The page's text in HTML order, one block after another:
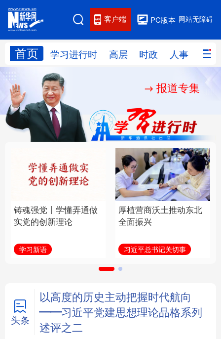
网站无障碍
PC版本
客户端
首页 学习进行时 高层 时政 人事 国际
网站地图
学习进行时 人事
国际 财经 网评
思客智库 全球连线 教育
科技 科创 量子 体育
健康 军事
访谈 视频 图片 政务
学术中国 乡村振兴 银龄 溯源中国
城市 旅游 能源 会展
报道专集
铸魂强党丨学懂弄通做
实党的创新理论
学习新语
厚植营商沃土推动东北
全面振兴
习近平总书记关切事
头条
以高度的历史主动把握时代航向
——习近平党建思想理论品格系列
述评之二